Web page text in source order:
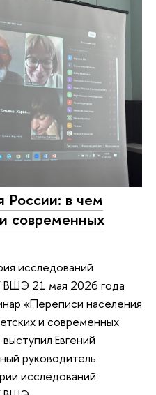
России: в чем
современных
исследований
ВШЭ 21 мая 2026 года
«Переписи населения
и современных
Евгений
руководитель
исследований